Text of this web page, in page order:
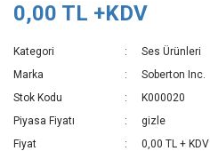
0,00 TL +KDV
Kategori
Ses Ürünleri
Marka
Soberton Inc.
Stok Kodu
K000020
Piyasa Fiyatı
gizle
Fiyat
0,00 TL + KDV